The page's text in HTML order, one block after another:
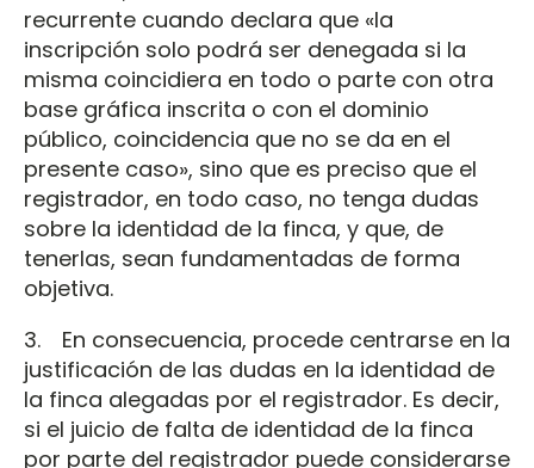
recurrente cuando declara que «la
inscripción solo podrá ser denegada si la
misma coincidiera en todo o parte con otra
base gráfica inscrita o con el dominio
público, coincidencia que no se da en el
presente caso», sino que es preciso que el
registrador, en todo caso, no tenga dudas
sobre la identidad de la finca, y que, de
tenerlas, sean fundamentadas de forma
objetiva.
3. En consecuencia, procede centrarse en la
justificación de las dudas en la identidad de
la finca alegadas por el registrador. Es decir,
si el juicio de falta de identidad de la finca
por parte del registrador puede considerarse